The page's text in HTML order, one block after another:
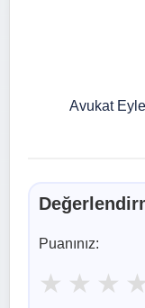
Avukat
Puanınız:
★ ★ ★